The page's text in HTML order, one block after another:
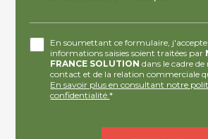
En soumettant ce formulaire, j'accepte
informations saisies soient traitées par
FRANCE SOLUTION dans le cadre
contact et de la relation commerciale
En savoir plus en consultant notre
confidentialité.*